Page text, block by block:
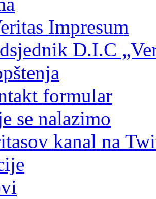
Impresum
D.I.C
formular
se nalazimo
kanal na